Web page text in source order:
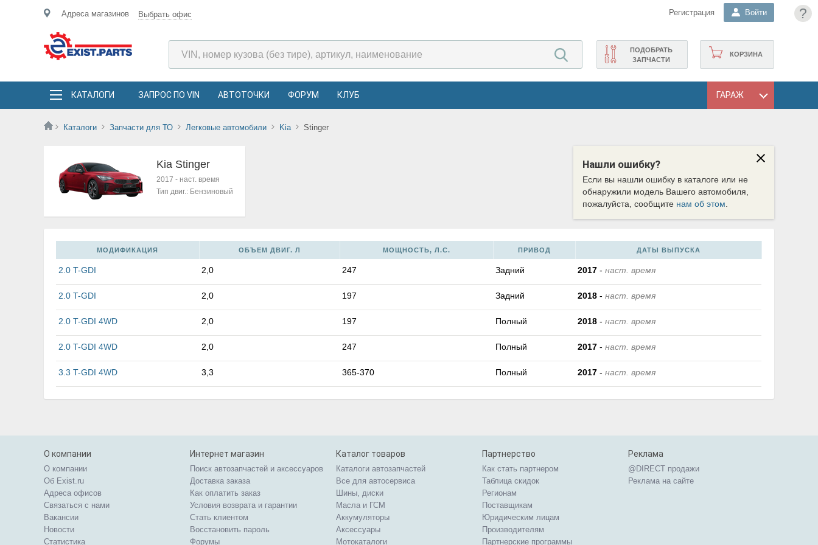
?
Адреса магазинов Выбрать офис Регистрация Войти
КОРЗИНА
ПОДОБРАТЬ
ЗАПЧАСТИ
КАТАЛОГИ ЗАПРОС ПО VIN АВТОТОЧКИ ФОРУМ КЛУБ ГАРАЖ
Каталоги Запчасти для ТО Легковые автомобили Kia Stinger
Нашли ошибку?
Если вы нашли ошибку в каталоге или не
обнаружили модель Вашего автомобиля,
пожалуйста, сообщите нам об этом
Kia Stinger
2017 - наст. время
Тип двиг.: Бензиновый
МОДИФИКАЦИЯ ОБЪЕМ ДВИГ. Л МОЩНОСТЬ, Л.С. ПРИВОД ДАТЫ ВЫПУСКА
2.0 T-GDI 2,0 247 Задний 2017 - наст. время
2.0 T-GDI 2,0 197 Задний 2018 - наст. время
2.0 T-GDI 4WD 2,0 197 Полный 2018 - наст. время
2.0 T-GDI 4WD 2,0 247 Полный 2017 - наст. время
3.3 T-GDI 4WD 3,3 365-370 Полный 2017 - наст. время
О компании
О компании
Об Exist.ru
Адреса офисов
Связаться с нами
Вакансии
Новости
Статистика
Интернет магазин
Поиск автозапчастей и аксессуаров
Доставка заказа
Как оплатить заказ
Условия возврата и гарантии
Стать клиентом
Восстановить пароль
Форумы
Каталог товаров
Каталоги автозапчастей
Все для автосервиса
Шины, диски
Масла и ГСМ
Аккумуляторы
Аксессуары
Мотокаталоги
Партнерство
Как стать партнером
Таблица скидок
Регионам
Поставщикам
Юридическим лицам
Производителям
Партнерские программы
Реклама
@DIRECT продажи
Реклама на сайте